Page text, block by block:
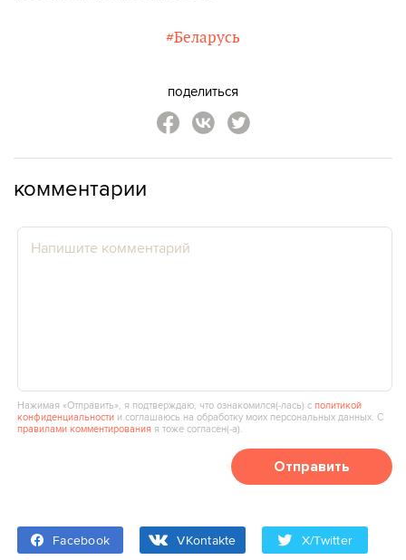
#Беларусь
поделиться
комментарии
Нажимая «Отправить», я подтверждаю, что ознакомился(‑лась) сполитикой
конфиденциальности и соглашаюсь на обработку моих персональных данных. С
правилами комментирования я тоже согласен(‑а).
Отправить
Facebook VKontakte X/Twitter